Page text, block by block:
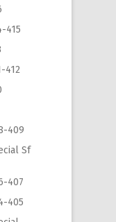
415
412
409
Sf
407
405